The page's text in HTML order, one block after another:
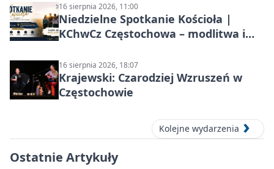
16 sierpnia 2026, 11:00
Niedzielne Spotkanie Kościoła |
KChwCz Częstochowa – modlitwa i
16 sierpnia 2026, 18:07
Krajewski: Czarodziej Wzruszeń w
Częstochowie
Kolejne wydarzenia
Ostatnie Artykuły